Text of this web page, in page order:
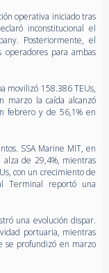
operativa iniciado tras
inconstitucional el
Posteriormente, el
operadores para ambas
movilizó 158.386 TEUs,
la caída alcanzó
febrero y de 56,1% en
SSA Marine MIT, en
de 29,4%, mientras
con un crecimiento de
Terminal reportó una
una evolución dispar.
portuaria, mientras
se profundizó en marzo